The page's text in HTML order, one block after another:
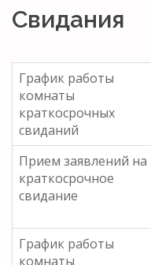
Свидания
График работы
комнаты
краткосрочных
свиданий
Прием заявлений на
краткосрочное
свидание
График работы
комнаты